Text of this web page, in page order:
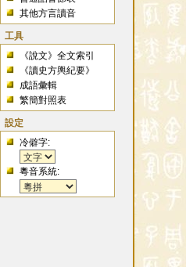
其他方言讀音
工具
《說文》全文索引
《讀史方輿紀要》
成語彙輯
繁簡對照表
設定
冷僻字:
粵音系統: